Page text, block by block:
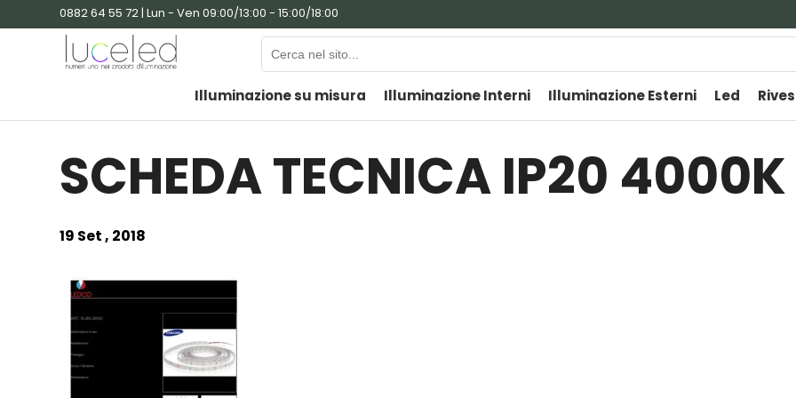
0882 64 55 72 | Lun - Ven 09:00/13:00 - 15:00/18:00
Illuminazione su misura Illuminazione Interni Illuminazione Esterni Led
SCHEDA TECNICA IP20 4000K
19 Set , 2018